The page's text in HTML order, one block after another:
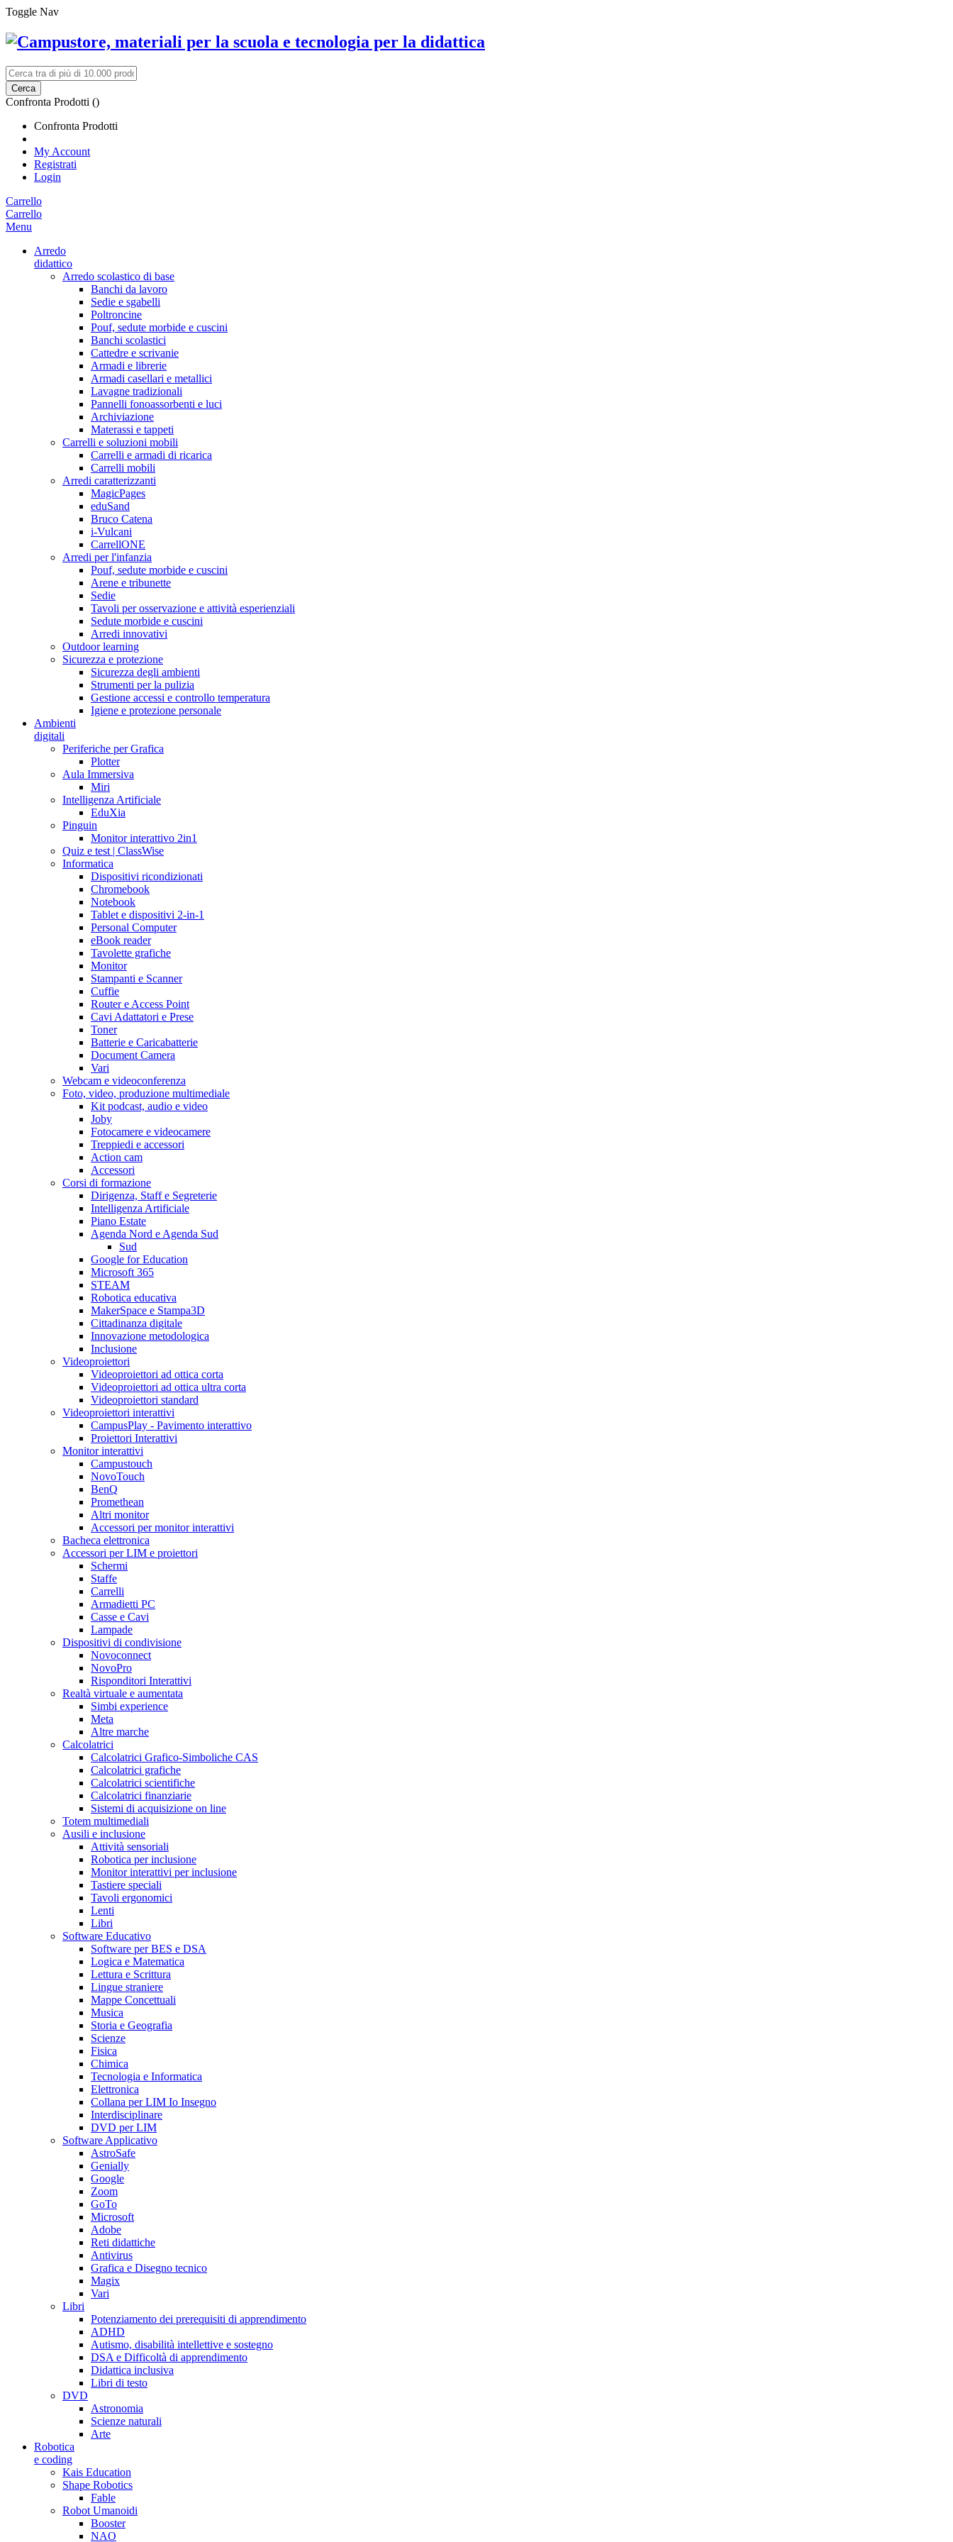
Toggle Nav
Cerca
Confronta Prodotti ()
Confronta Prodotti
My Account
Registrati
Login
Carrello
Carrello
Menu
Arredo
didattico
Arredo scolastico di base
Banchi da lavoro
Sedie e sgabelli
Poltroncine
Pouf, sedute morbide e cuscini
Banchi scolastici
Cattedre e scrivanie
Armadi e librerie
Armadi casellari e metallici
Lavagne tradizionali
Pannelli fonoassorbenti e luci
Archiviazione
Materassi e tappeti
Carrelli e soluzioni mobili
Carrelli e armadi di ricarica
Carrelli mobili
Arredi caratterizzanti
MagicPages
eduSand
Bruco Catena
i-Vulcani
CarrellONE
Arredi per l'infanzia
Pouf, sedute morbide e cuscini
Arene e tribunette
Sedie
Tavoli per osservazione e attività esperienziali
Sedute morbide e cuscini
Arredi innovativi
Outdoor learning
Sicurezza e protezione
Sicurezza degli ambienti
Strumenti per la pulizia
Gestione accessi e controllo temperatura
Igiene e protezione personale
Ambienti
digitali
Periferiche per Grafica
Plotter
Aula Immersiva
Miri
Intelligenza Artificiale
EduXia
Pinguin
Monitor interattivo 2in1
Quiz e test | ClassWise
Informatica
Dispositivi ricondizionati
Chromebook
Notebook
Tablet e dispositivi 2-in-1
Personal Computer
eBook reader
Tavolette grafiche
Monitor
Stampanti e Scanner
Cuffie
Router e Access Point
Cavi Adattatori e Prese
Toner
Batterie e Caricabatterie
Document Camera
Vari
Webcam e videoconferenza
Foto, video, produzione multimediale
Kit podcast, audio e video
Joby
Fotocamere e videocamere
Treppiedi e accessori
Action cam
Accessori
Corsi di formazione
Dirigenza, Staff e Segreterie
Intelligenza Artificiale
Piano Estate
Agenda Nord e Agenda Sud
Sud
Google for Education
Microsoft 365
STEAM
Robotica educativa
MakerSpace e Stampa3D
Cittadinanza digitale
Innovazione metodologica
Inclusione
Videoproiettori
Videoproiettori ad ottica corta
Videoproiettori ad ottica ultra corta
Videoproiettori standard
Videoproiettori interattivi
CampusPlay - Pavimento interattivo
Proiettori Interattivi
Monitor interattivi
Campustouch
NovoTouch
BenQ
Promethean
Altri monitor
Accessori per monitor interattivi
Bacheca elettronica
Accessori per LIM e proiettori
Schermi
Staffe
Carrelli
Armadietti PC
Casse e Cavi
Lampade
Dispositivi di condivisione
Novoconnect
NovoPro
Risponditori Interattivi
Realtà virtuale e aumentata
Simbi experience
Meta
Altre marche
Calcolatrici
Calcolatrici Grafico-Simboliche CAS
Calcolatrici grafiche
Calcolatrici scientifiche
Calcolatrici finanziarie
Sistemi di acquisizione on line
Totem multimediali
Ausili e inclusione
Attività sensoriali
Robotica per inclusione
Monitor interattivi per inclusione
Tastiere speciali
Tavoli ergonomici
Lenti
Libri
Software Educativo
Software per BES e DSA
Logica e Matematica
Lettura e Scrittura
Lingue straniere
Mappe Concettuali
Musica
Storia e Geografia
Scienze
Fisica
Chimica
Tecnologia e Informatica
Elettronica
Collana per LIM Io Insegno
Interdisciplinare
DVD per LIM
Software Applicativo
AstroSafe
Genially
Google
Zoom
GoTo
Microsoft
Adobe
Reti didattiche
Antivirus
Grafica e Disegno tecnico
Magix
Vari
Libri
Potenziamento dei prerequisiti di apprendimento
ADHD
Autismo, disabilità intellettive e sostegno
DSA e Difficoltà di apprendimento
Didattica inclusiva
Libri di testo
DVD
Astronomia
Scienze naturali
Arte
Robotica
e coding
Kais Education
Shape Robotics
Fable
Robot Umanoidi
Booster
NAO